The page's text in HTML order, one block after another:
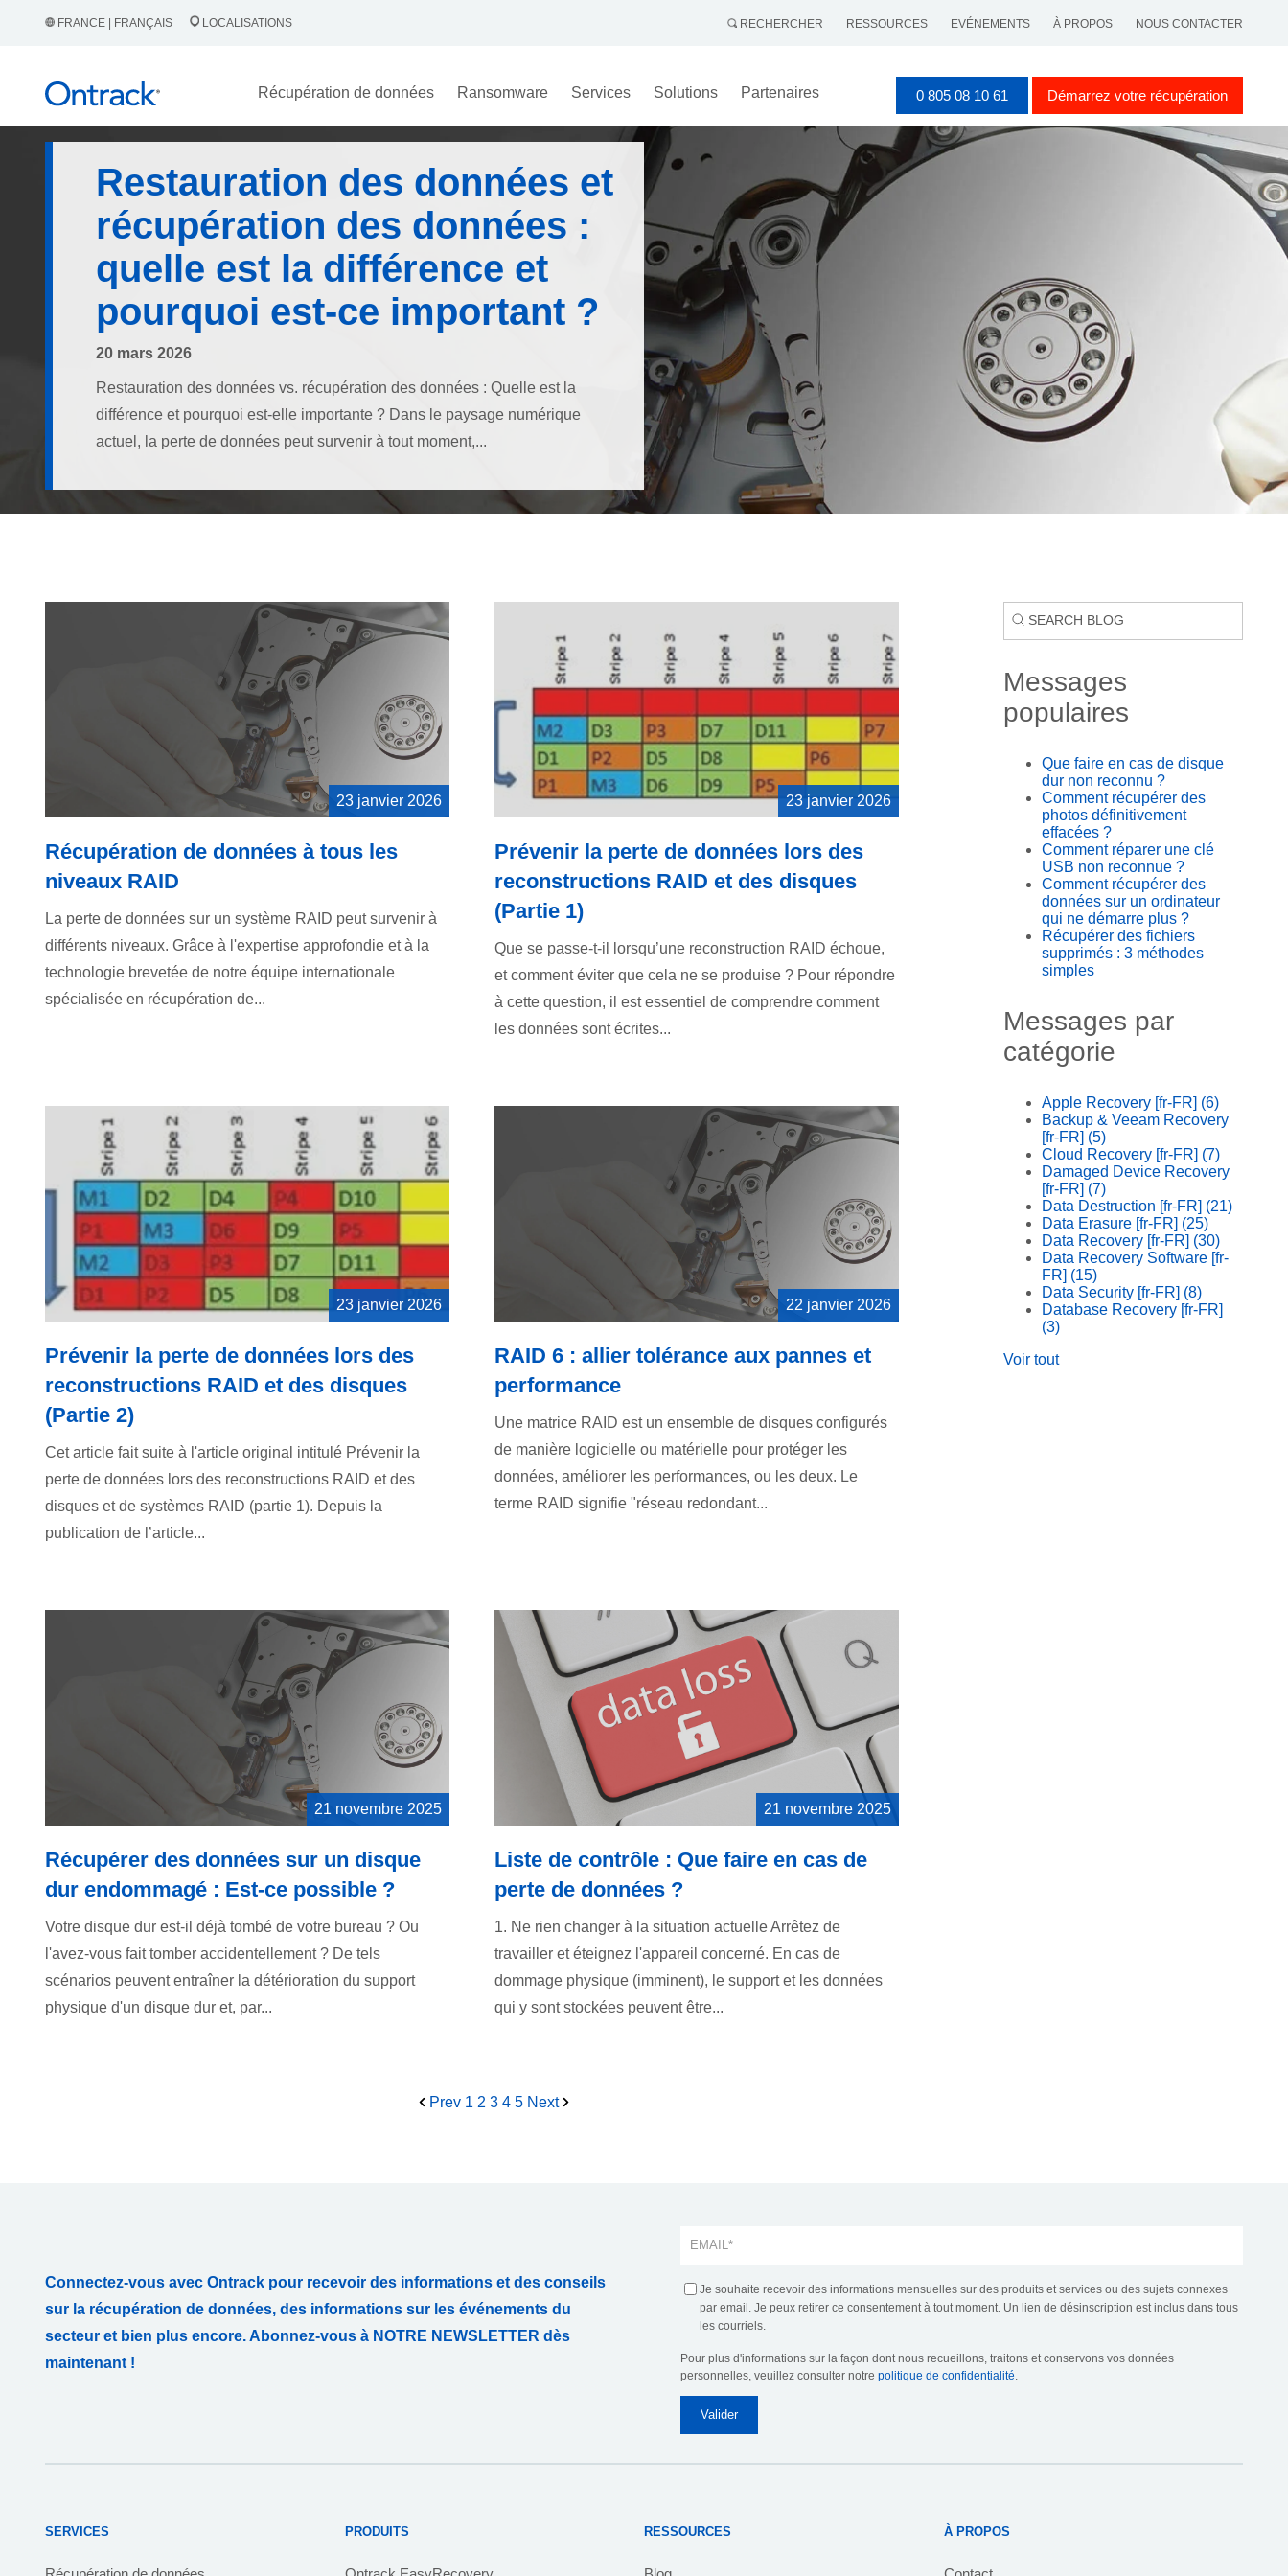
FRANCE | FRANÇAIS LOCALISATIONS RECHERCHER RESSOURCES EVÉNEMENTS À PROPOS NOUS CONTACTER
Récupération de données Ransomware Services Solutions Partenaires 0 805 08 10 61 Démarrez votre récupération
Restauration des données et
récupération des données :
quelle est la différence et
pourquoi est-ce important ?
20 mars 2026
Restauration des données vs. récupération des données : Quelle est la
différence et pourquoi est-elle importante ? Dans le paysage numérique
actuel, la perte de données peut survenir à tout moment,...
23 janvier 2026
Récupération de données à tous les
niveaux RAID
La perte de données sur un système RAID peut survenir à
différents niveaux. Grâce à l'expertise approfondie et à la
technologie brevetée de notre équipe internationale
spécialisée en récupération de...
23 janvier 2026
Prévenir la perte de données lors des
reconstructions RAID et des disques
(Partie 1)
Que se passe-t-il lorsqu’une reconstruction RAID échoue,
et comment éviter que cela ne se produise ? Pour répondre
à cette question, il est essentiel de comprendre comment
les données sont écrites...
23 janvier 2026
Prévenir la perte de données lors des
reconstructions RAID et des disques
(Partie 2)
Cet article fait suite à l'article original intitulé Prévenir la
perte de données lors des reconstructions RAID et des
disques et de systèmes RAID (partie 1). Depuis la
publication de l’article...
22 janvier 2026
RAID 6 : allier tolérance aux pannes et
performance
Une matrice RAID est un ensemble de disques configurés
de manière logicielle ou matérielle pour protéger les
données, améliorer les performances, ou les deux. Le
terme RAID signifie "réseau redondant...
21 novembre 2025
Récupérer des données sur un disque
dur endommagé : Est-ce possible ?
Votre disque dur est-il déjà tombé de votre bureau ? Ou
l'avez-vous fait tomber accidentellement ? De tels
scénarios peuvent entraîner la détérioration du support
physique d'un disque dur et, par...
21 novembre 2025
Liste de contrôle : Que faire en cas de
perte de données ?
1. Ne rien changer à la situation actuelle Arrêtez de
travailler et éteignez l'appareil concerné. En cas de
dommage physique (imminent), le support et les données
qui y sont stockées peuvent être...
Prev 1 2 3 4 5 Next
Messages
populaires
Que faire en cas de disque
dur non reconnu ?
Comment récupérer des
photos définitivement
effacées ?
Comment réparer une clé
USB non reconnue ?
Comment récupérer des
données sur un ordinateur
qui ne démarre plus ?
Récupérer des fichiers
supprimés : 3 méthodes
simples
Messages par
catégorie
Apple Recovery [fr-FR] (6)
Backup & Veeam Recovery
[fr-FR] (5)
Cloud Recovery [fr-FR] (7)
Damaged Device Recovery
[fr-FR] (7)
Data Destruction [fr-FR] (21)
Data Erasure [fr-FR] (25)
Data Recovery [fr-FR] (30)
Data Recovery Software [fr-
FR] (15)
Data Security [fr-FR] (8)
Database Recovery [fr-FR]
(3)
Voir tout
Connectez-vous avec Ontrack pour recevoir des informations et des conseils
sur la récupération de données, des informations sur les événements du
secteur et bien plus encore. Abonnez-vous à NOTRE NEWSLETTER dès
maintenant !
Je souhaite recevoir des informations mensuelles sur des produits et services ou des sujets connexes
par email. Je peux retirer ce consentement à tout moment. Un lien de désinscription est inclus dans tous
les courriels.
Pour plus d'informations sur la façon dont nous recueillons, traitons et conservons vos données
personnelles, veuillez consulter notre politique de confidentialité
SERVICES PRODUITS RESSOURCES À PROPOS